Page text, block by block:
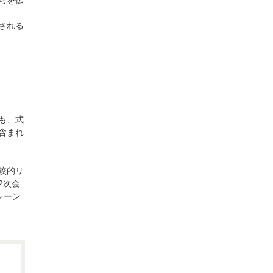
れる
、式
まれ
的リ
次会
ーン